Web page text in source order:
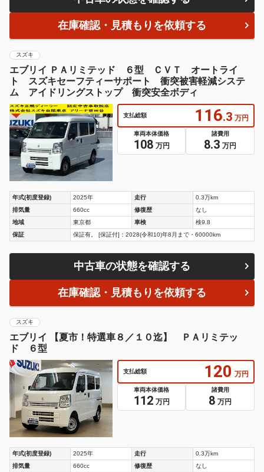
在庫確認・見積もりを依頼する
スズキ
エブリイ ＰＡリミテッド ６型 ＣＶＴ オートライ
ト スズキセーフティーサポート 衝突被害軽減システ
ム アイドリングストップ 衝突安全ボディ
支払総額 116.3 万円
車両本体価格
108 万円
諸費用
8.3 万円
年式(初度登録) 2025年 走行
0.3万km
排気量
660cc 修復歴
なし
地域
東京都 車検
検9.8
保証
保証有。 [保証付]：2028(令和10)年8月まで・60000km
中古車の状態を確認する
在庫確認・見積もりを依頼する
スズキ
エブリイ 【夏市！特選車８／１０迄】 ＰＡリミテッ
ド ６型
支払総額 120 万円
車両本体価格
112 万円
諸費用
8 万円
年式(初度登録) 2025年 走行
0.3万km
排気量
660cc 修復歴
なし